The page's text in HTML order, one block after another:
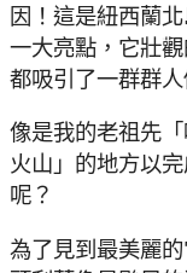
因！這是紐西蘭
一大亮點，它壯
都吸引了一群群
像是我的老祖先
火山」的地方以
呢？
為了見到最美麗